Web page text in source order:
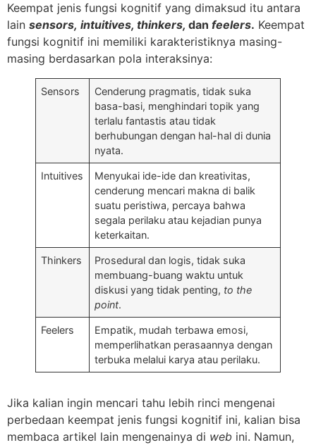
Keempat jenis fungsi kognitif yang dimaksud itu antara
lain sensors, intuitives, thinkers, dan feelers. Keempat
fungsi kognitif ini memiliki karakteristiknya masing-
masing berdasarkan pola interaksinya:
Sensors
Cenderung pragmatis, tidak suka
basa-basi, menghindari topik yang
terlalu fantastis atau tidak
berhubungan dengan hal-hal di dunia
nyata.
Intuitives
Menyukai ide-ide dan kreativitas,
cenderung mencari makna di balik
suatu peristiwa, percaya bahwa
segala perilaku atau kejadian punya
keterkaitan.
Thinkers
Prosedural dan logis, tidak suka
membuang-buang waktu untuk
diskusi yang tidak penting, to the
point.
Feelers
Empatik, mudah terbawa emosi,
memperlihatkan perasaannya dengan
terbuka melalui karya atau perilaku.
Jika kalian ingin mencari tahu lebih rinci mengenai
perbedaan keempat jenis fungsi kognitif ini, kalian bisa
membaca artikel lain mengenainya di web ini. Namun,